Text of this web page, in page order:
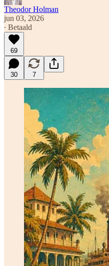
Theodor Holman
jun 03, 2026
∙ Betaald
69
30 7